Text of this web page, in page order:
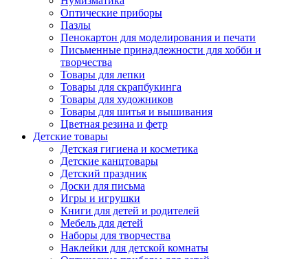
Оптические приборы
Пазлы
Пенокартон для моделирования и печати
Письменные принадлежности для хобби и
творчества
Товары для лепки
Товары для скрапбукинга
Товары для художников
Товары для шитья и вышивания
Цветная резина и фетр
Детские товары
Детская гигиена и косметика
Детские канцтовары
Детский праздник
Доски для письма
Игры и игрушки
Книги для детей и родителей
Мебель для детей
Наборы для творчества
Наклейки для детской комнаты